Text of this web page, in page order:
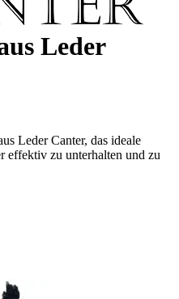
Leder
Leder Canter, das ideale
effektiv zu unterhalten und zu